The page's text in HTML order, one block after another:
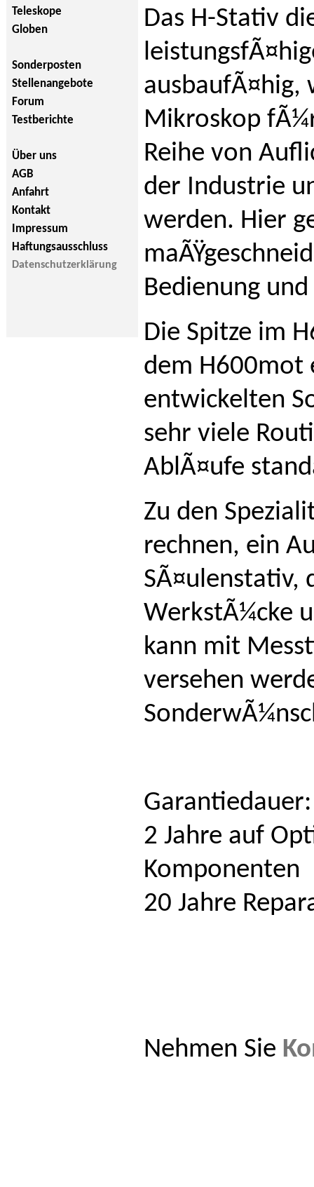
Teleskope
Globen
Sonderposten
Stellenangebote
Forum
Testberichte
Über uns
AGB
Anfahrt
Kontakt
Impressum
Haftungsausschluss
Datenschutzerklärung
Das H-Stativ
ausbaufÃ¤hig,
Mikroskop
Reihe von
der Industrie
werden. Hier
Bedienung
Die Spitze im
dem H600mot
entwickelten
sehr viele
AblÃ¤ufe
Zu den
rechnen, ein
SÃ¤ulenstativ,
WerkstÃ¼cke
kann mit
versehen
Garantiedauer:
2 Jahre auf
Komponenten
20 Jahre
Nehmen Sie